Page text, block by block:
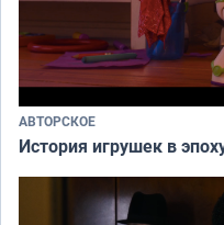
АВТОРСКОЕ
История игрушек в